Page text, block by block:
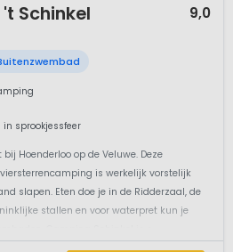
Schinkel 9,0
sprookjessfeer
Hoenderloo op de Veluwe. Deze
is werkelijk vorstelijk
slapen. Eten doe je in de Ridderzaal, de
stallen en voor waterpret kun je